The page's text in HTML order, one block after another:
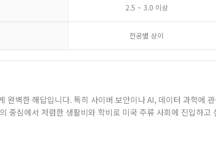
2.5 ~ 3.0 이상
전공별 상이
완벽한 해답입니다. 특히 사이버 보안이나AI, 데이터 과학에
중심에서 저렴한 생활비와 학비로 미국 주류 사회에 진입하고